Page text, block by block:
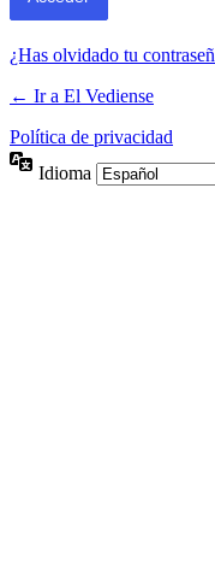
¿Has olvidado tu
← Ir a El Vediense
Política de privacidad
Idioma